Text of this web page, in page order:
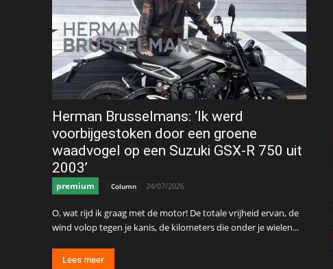
Herman Brusselmans: ‘Ik werd
voorbijgestoken door een groene
waadvogel op een Suzuki GSX-R 750 uit
2003’
premium Column 24/07/2026
O, wat rijd ik graag met de motor! De totale vrijheid ervan, de
wind volop tegen je kanis, de kilometers die onder je wielen...
Lees meer